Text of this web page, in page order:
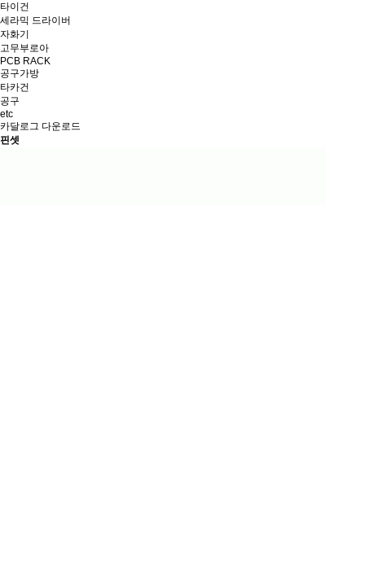
타이건
세라믹 드라이버
자화기
고무부로아
PCB RACK
공구가방
타카건
공구
etc
카달로그 다운로드
핀셋